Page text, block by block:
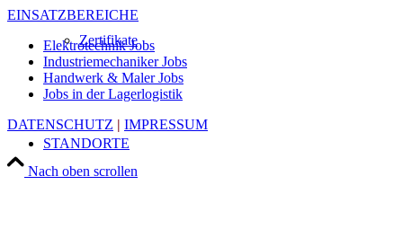
Zertifikate
STANDORTE
EINSATZBEREICHE
Elektrotechnik Jobs
Industriemechaniker Jobs
Handwerk & Maler Jobs
Jobs in der Lagerlogistik
DATENSCHUTZ | IMPRESSUM
Nach oben scrollen